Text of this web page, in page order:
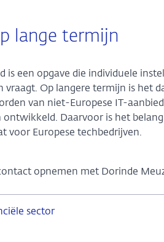
lange termijn
een opgave die individuele
vraagt. Op langere termijn is het
van niet-Europese IT-
Daarvoor is het
voor Europese techbedrijven.
opnemen met Dorinde
sector